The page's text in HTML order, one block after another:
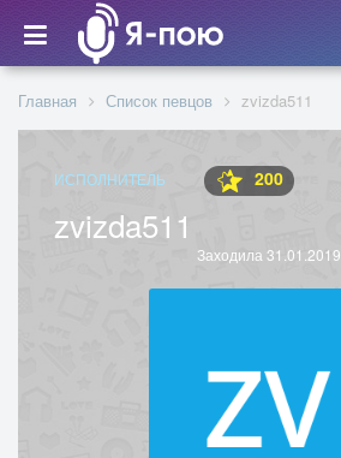
Главная Список певцов zvizda511
ИСПОЛНИТЕЛЬ 200
zvizda511
Заходила 31.01.2019